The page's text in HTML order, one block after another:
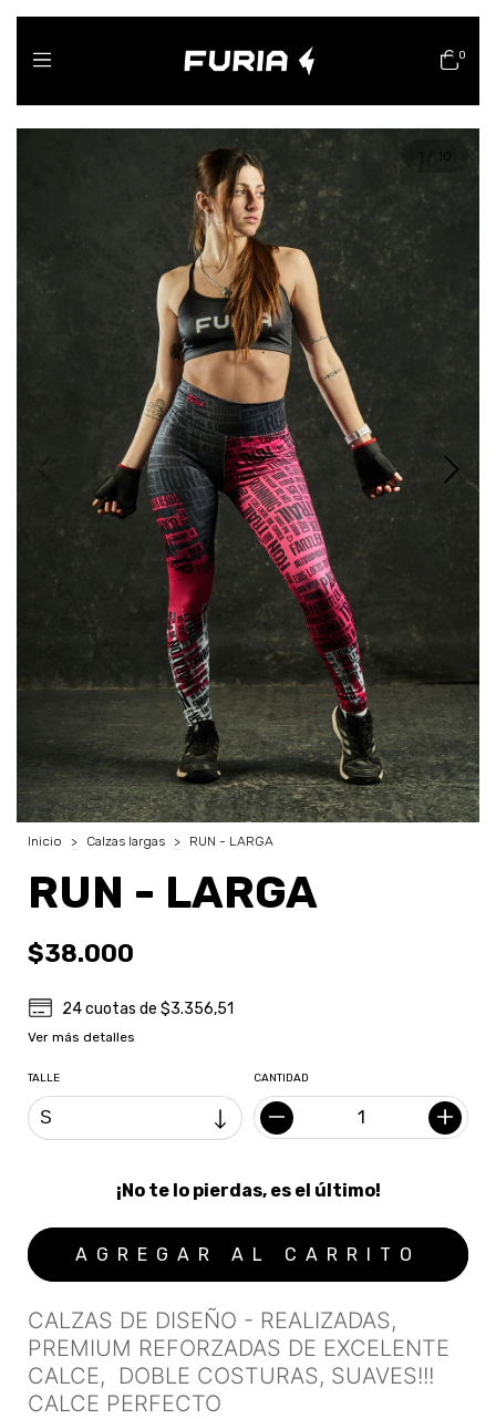
0
1 / 10
Inicio > Calzas largas > RUN - LARGA
RUN - LARGA
$38.000
24cuotas de$3.356,51
Ver más detalles
TALLE CANTIDAD
¡No te lo pierdas, es el último!
CALZAS DE DISEÑO - REALIZADAS,
PREMIUM REFORZADAS DE EXCELENTE
CALCE, DOBLE COSTURAS, SUAVES!!!
CALCE PERFECTO